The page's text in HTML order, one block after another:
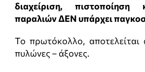
διαχείριση, πιστοποίηση
παραλιών ΔΕΝ υπάρχει
Το πρωτόκολλο, αποτελείται
πυλώνες – άξονες.